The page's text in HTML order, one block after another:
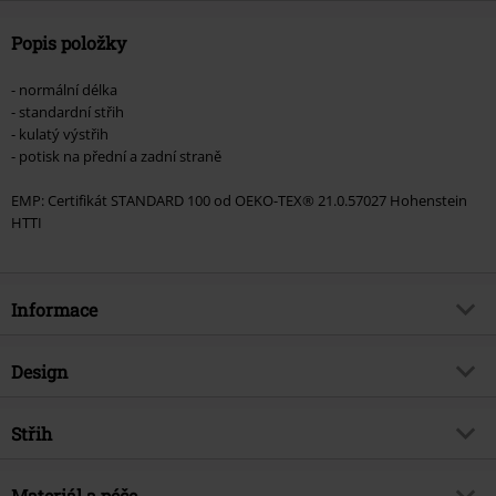
Popis položky
- normální délka
- standardní střih
- kulatý výstřih
- potisk na přední a zadní straně
EMP: Certifikát STANDARD 100 od OEKO-TEX® 21.0.57027 Hohenstein
HTTI
Informace
Zboží č.
Hudební žánr
Design
Typ výrobku
Střih
Střih/vrchní díl